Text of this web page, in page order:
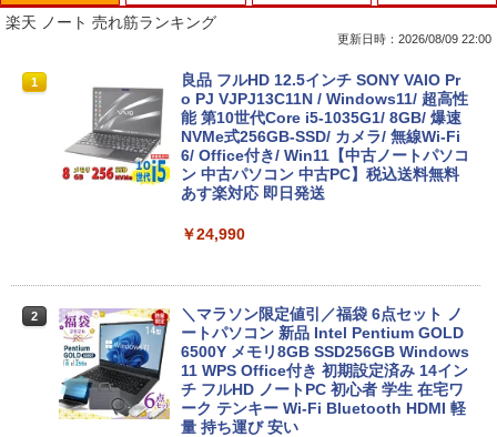
楽天 ノート 売れ筋ランキング
更新日時：2026/08/09 22:00
1
良品 フルHD 12.5インチ SONY VAIO Pr
o PJ VJPJ13C11N / Windows11/ 超高性
能 第10世代Core i5-1035G1/ 8GB/ 爆速
NVMe式256GB-SSD/ カメラ/ 無線Wi-Fi
6/ Office付き/ Win11【中古ノートパソコ
ン 中古パソコン 中古PC】税込送料無料
あす楽対応 即日発送
￥24,990
2
＼マラソン限定値引／福袋 6点セット ノ
ートパソコン 新品 Intel Pentium GOLD
6500Y メモリ8GB SSD256GB Windows
11 WPS Office付き 初期設定済み 14イン
チ フルHD ノートPC 初心者 学生 在宅ワ
ーク テンキー Wi-Fi Bluetooth HDMI 軽
量 持ち運び 安い